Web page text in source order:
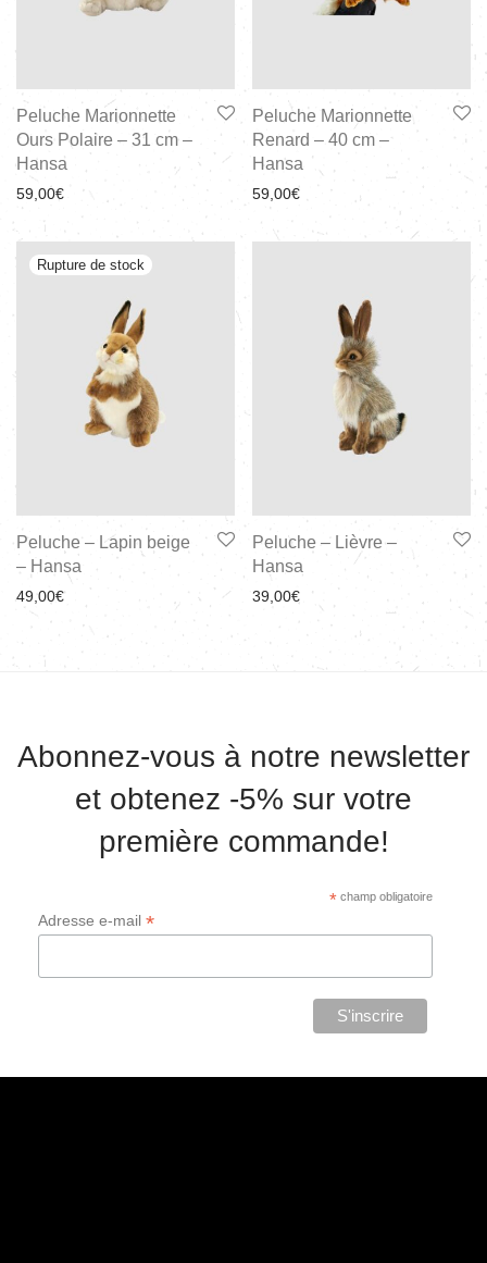
Peluche Marionnette
Ours Polaire – 31 cm –
Hansa
59,00€
Peluche Marionnette
Renard – 40 cm –
Hansa
59,00€
Peluche – Lapin beige
– Hansa
49,00€
Peluche – Lièvre –
Hansa
39,00€
Abonnez-vous à notre newsletter
et obtenez -5% sur votre
première commande!
*champ obligatoire
Adresse e-mail *